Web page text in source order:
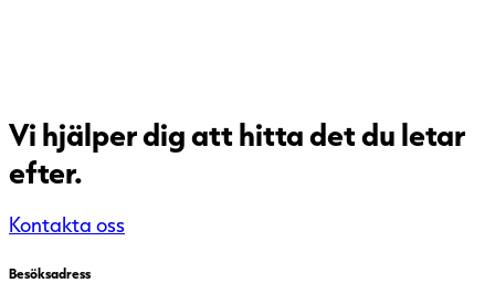
Vi hjälper dig att hitta det du letar
efter.
Kontakta oss
Öppna karta
Besöksadress